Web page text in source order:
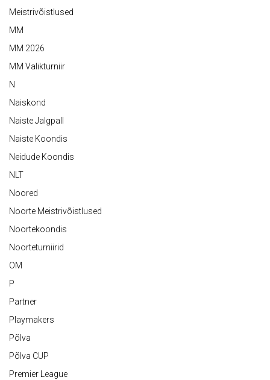
Meistrivõistlused
MM
MM 2026
MM Valikturniir
N
Naiskond
Naiste Jalgpall
Naiste Koondis
Neidude Koondis
NLT
Noored
Noorte Meistrivõistlused
Noortekoondis
Noorteturniirid
OM
P
Partner
Playmakers
Põlva
Põlva CUP
Premier League